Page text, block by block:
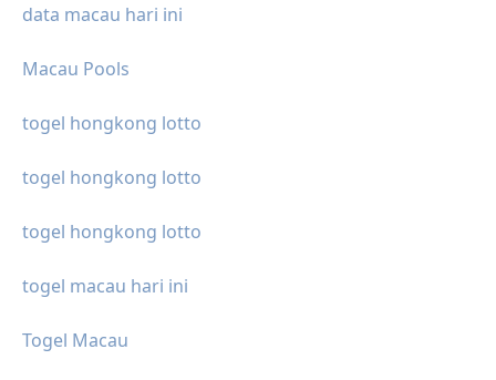
data macau hari ini
Macau Pools
togel hongkong lotto
togel hongkong lotto
togel hongkong lotto
togel macau hari ini
Togel Macau